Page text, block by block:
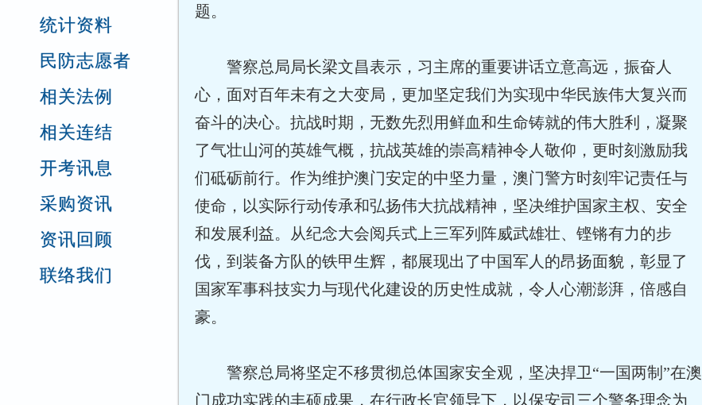
统计资料
民防志愿者
相关法例
相关连结
开考讯息
采购资讯
资讯回顾
联络我们
题。
警察总局局长梁文昌表示，习主席的重要讲话立意高远，振奋人
心，面对百年未有之大变局，更加坚定我们为实现中华民族伟大复兴而
奋斗的决心。抗战时期，无数先烈用鲜血和生命铸就的伟大胜利，凝聚
了气壮山河的英雄气概，抗战英雄的崇高精神令人敬仰，更时刻激励我
们砥砺前行。作为维护澳门安定的中坚力量，澳门警方时刻牢记责任与
使命，以实际行动传承和弘扬伟大抗战精神，坚决维护国家主权、安全
和发展利益。从纪念大会阅兵式上三军列阵威武雄壮、铿锵有力的步
伐，到装备方队的铁甲生辉，都展现出了中国军人的昂扬面貌，彰显了
国家军事科技实力与现代化建设的历史性成就，令人心潮澎湃，倍感自
豪。
警察总局将坚定不移贯彻总体国家安全观，坚决捍卫“一国两制”在澳
门成功实践的丰硕成果，在行政长官领导下，以保安司三个警务理念为